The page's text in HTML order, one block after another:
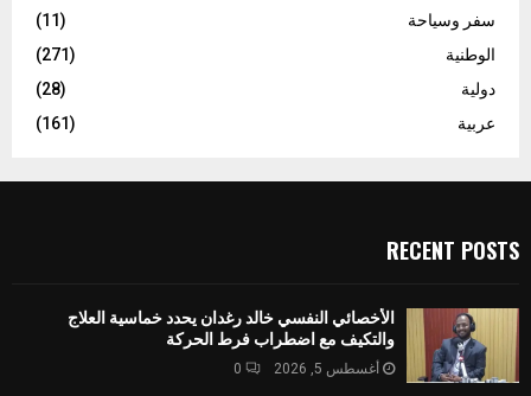
سفر وسياحة
(11)
الوطنية
(271)
دولية
(28)
عربية
(161)
RECENT POSTS
الأخصائي النفسي خالد رغدان يحدد خماسية العلاج
والتكيف مع اضطراب فرط الحركة
أغسطس 5, 2026 0